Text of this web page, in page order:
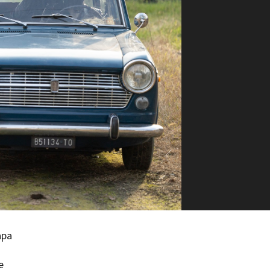
Festival
d’Arte
Venezia
Film Festival
di Roma
Festival
Accedi al tuo profilo
Nuovo utente
- Scuola e Lavoro
Economici per
lavori in economia